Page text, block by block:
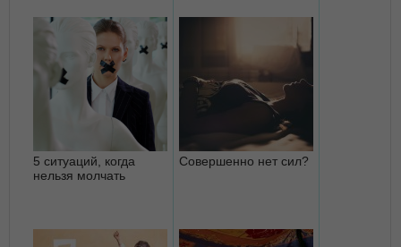
5 ситуаций, когда
нельзя молчать
Совершенно нет сил?